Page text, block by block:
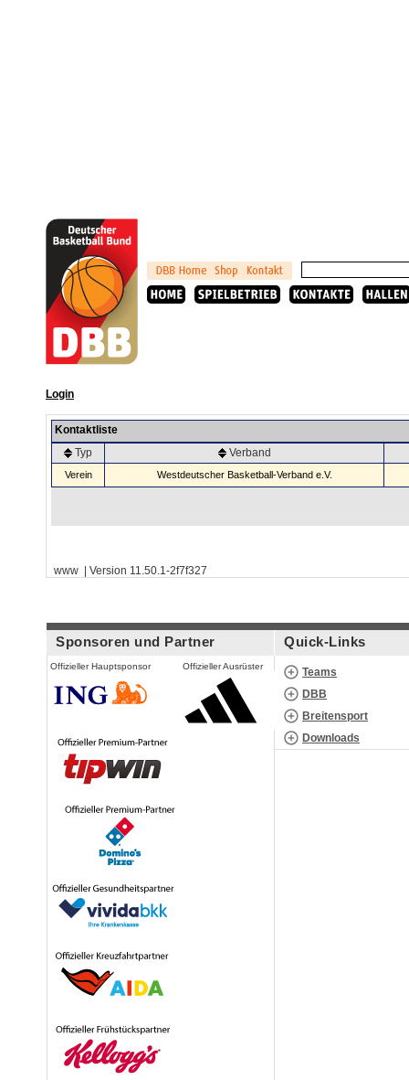
Login
Kontaktliste
Typ
Verband
Verein Westdeutscher Basketball-Verband e.V.
www | Version 11.50.1-2f7f327
Sponsoren und Partner
Offizieller Hauptsponsor Offizieller Ausrüster
Quick-Links
Teams
DBB
Breitensport
Downloads